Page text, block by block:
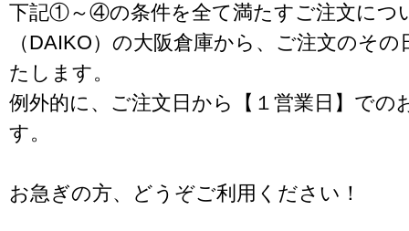
下記①～④の条件を全て満たすご注文につ
（DAIKO）の大阪倉庫から、ご注文のそ
たします。
例外的に、ご注文日から【１営業日】での
す。
お急ぎの方、どうぞご利用ください！